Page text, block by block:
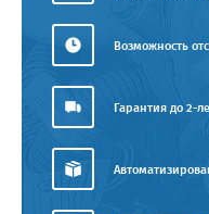
Возможность
Гарантия до 2-